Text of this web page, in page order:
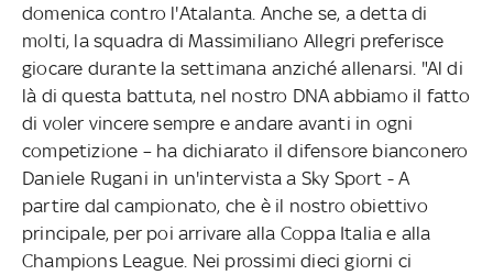
domenica contro l'Atalanta. Anche se, a detta di
molti, la squadra di Massimiliano Allegri preferisce
giocare durante la settimana anziché allenarsi. "Al di
là di questa battuta, nel nostro DNA abbiamo il fatto
di voler vincere sempre e andare avanti in ogni
competizione – ha dichiarato il difensore bianconero
Daniele Rugani in un'intervista a Sky Sport - A
partire dal campionato, che è il nostro obiettivo
principale, per poi arrivare alla Coppa Italia e alla
Champions League. Nei prossimi dieci giorni ci